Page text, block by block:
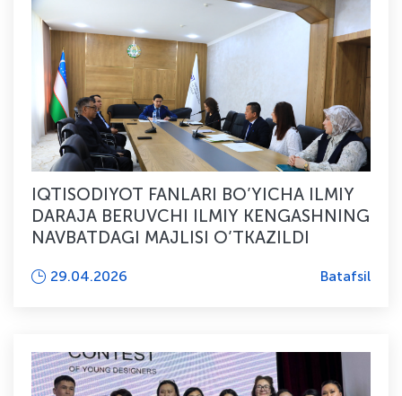
IQTISODIYOT FANLARI BO’YICHA ILMIY
DARAJA BERUVCHI ILMIY KENGASHNING
NAVBATDAGI MAJLISI O’TKAZILDI
29.04.2026 Batafsil